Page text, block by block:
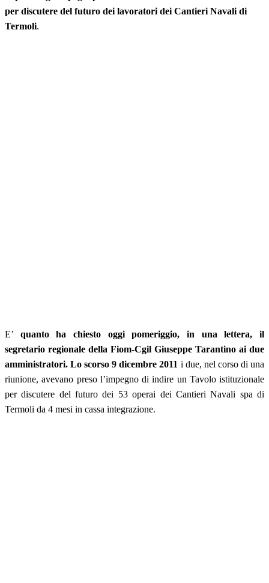
per discutere del futuro dei lavoratori dei Cantieri Navali di
Termoli.
E’ quanto ha chiesto oggi pomeriggio, in una lettera, il
segretario regionale della Fiom-Cgil Giuseppe Tarantino ai due
amministratori. Lo scorso 9 dicembre 2011 i due, nel corso di una
riunione, avevano preso l’impegno di indire un Tavolo istituzionale
per discutere del futuro dei 53 operai dei Cantieri Navali spa di
Termoli da 4 mesi in cassa integrazione.